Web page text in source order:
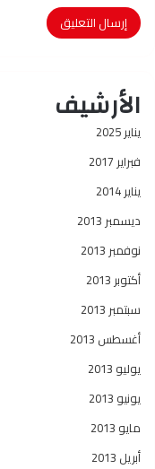
الأرشيف
يناير 2025
فبراير 2017
يناير 2014
ديسمبر 2013
نوفمبر 2013
أكتوبر 2013
سبتمبر 2013
أغسطس 2013
يوليو 2013
يونيو 2013
مايو 2013
أبريل 2013